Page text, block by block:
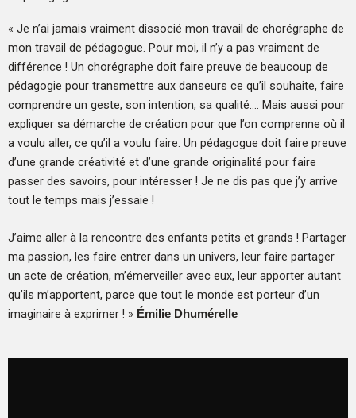
« Je n’ai jamais vraiment dissocié mon travail de chorégraphe de
mon travail de pédagogue. Pour moi, il n’y a pas vraiment de
différence ! Un chorégraphe doit faire preuve de beaucoup de
pédagogie pour transmettre aux danseurs ce qu’il souhaite, faire
comprendre un geste, son intention, sa qualité…. Mais aussi pour
expliquer sa démarche de création pour que l’on comprenne où il
a voulu aller, ce qu’il a voulu faire. Un pédagogue doit faire preuve
d’une grande créativité et d’une grande originalité pour faire
passer des savoirs, pour intéresser ! Je ne dis pas que j’y arrive
tout le temps mais j’essaie !
J’aime aller à la rencontre des enfants petits et grands ! Partager
ma passion, les faire entrer dans un univers, leur faire partager
un acte de création, m’émerveiller avec eux, leur apporter autant
qu’ils m’apportent, parce que tout le monde est porteur d’un
imaginaire à exprimer ! » Émilie Dhumérelle